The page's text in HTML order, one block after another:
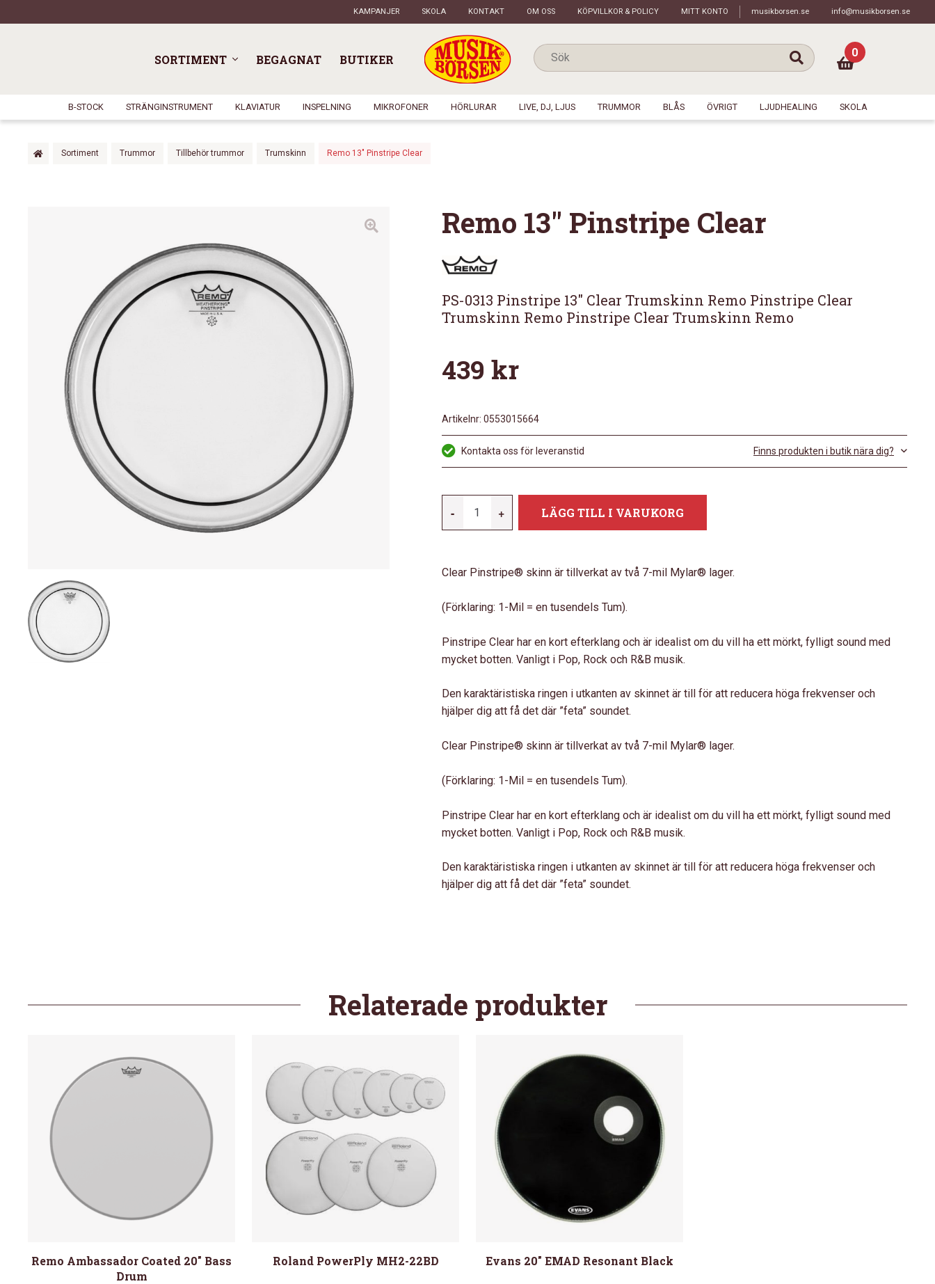
KAMPANJER SKOLA KONTAKT OM OSS KÖPVILLKOR & POLICY MITT KONTO musikborsen.se info@musikborsen.se
SORTIMENT BEGAGNAT BUTIKER 0
B-STOCK STRÄNGINSTRUMENT KLAVIATUR INSPELNING MIKROFONER HÖRLURAR LIVE, DJ, LJUS TRUMMOR BLÅS ÖVRIGT LJUDHEALING SKOLA
Sortiment Trummor Tillbehör trummor Trumskinn Remo 13″ Pinstripe Clear
Remo 13″ Pinstripe Clear
PS-0313 Pinstripe 13″ Clear Trumskinn Remo Pinstripe Clear
Trumskinn Remo Pinstripe Clear Trumskinn Remo
439 kr
Artikelnr: 0553015664
Kontakta oss för leveranstid Finns produkten i butik nära dig?
-
13"
MÄNGD
+ LÄGG TILL I VARUKORG
Clear Pinstripe® skinn är tillverkat av två 7-mil Mylar® lager.
(Förklaring: 1-Mil = en tusendels Tum).
Pinstripe Clear har en kort efterklang och är idealist om du vill ha ett mörkt, fylligt sound med
mycket botten. Vanligt i Pop, Rock och R&B musik.
Den karaktäristiska ringen i utkanten av skinnet är till för att reducera höga frekvenser och
hjälper dig att få det där ”feta” soundet.
Clear Pinstripe® skinn är tillverkat av två 7-mil Mylar® lager.
(Förklaring: 1-Mil = en tusendels Tum).
Pinstripe Clear har en kort efterklang och är idealist om du vill ha ett mörkt, fylligt sound med
mycket botten. Vanligt i Pop, Rock och R&B musik.
Den karaktäristiska ringen i utkanten av skinnet är till för att reducera höga frekvenser och
hjälper dig att få det där ”feta” soundet.
Relaterade produkter
Remo Ambassador Coated 20″ Bass
Drum
Roland PowerPly MH2-22BD Evans 20″ EMAD Resonant Black